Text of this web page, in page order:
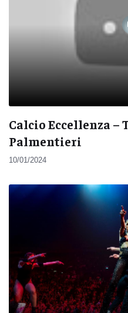
Calcio Eccellenza –
Palmentieri
10/01/2024